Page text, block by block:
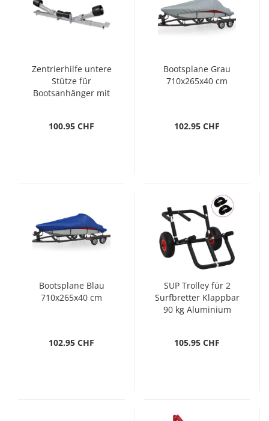
Zentrierhilfe untere
Stütze für
Bootsanhänger mit
100.95 CHF
Bootsplane Grau
710x265x40 cm
102.95 CHF
Bootsplane Blau
710x265x40 cm
102.95 CHF
SUP Trolley für 2
Surfbretter Klappbar
90 kg Aluminium
105.95 CHF